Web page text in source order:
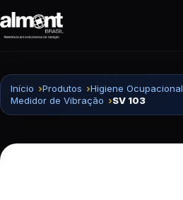
Início Produtos Higiene Ocupacional
Medidor de Vibração
SV 103